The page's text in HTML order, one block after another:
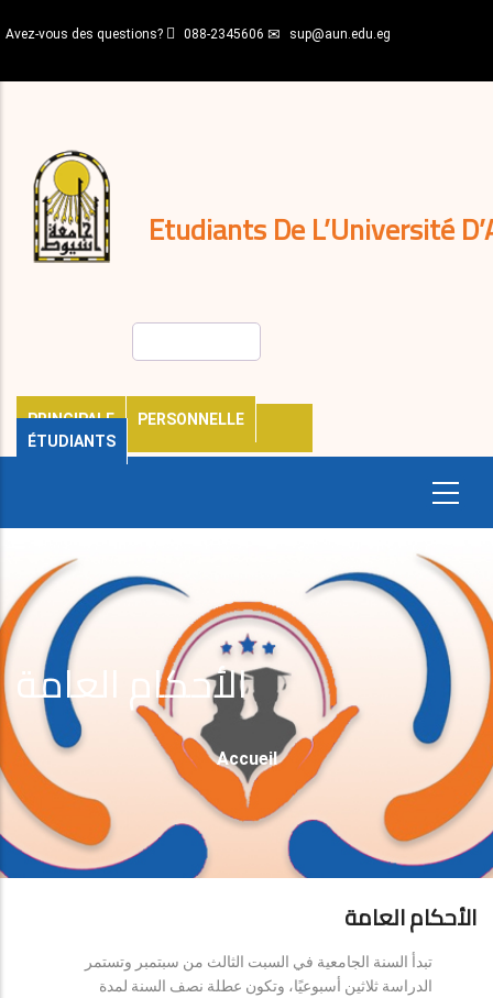
au
principal
Avez-vous des questions? 088-2345606 sup@aun.edu.eg
Etudiants De L’Université
PRINCIPALE
PERSONNELLE
ÉTUDIANTS
décisions
Expatriés
Journal
الأحكام العامة
Fil
D'Ariane
Accueil
الأحكام العامة
تبدأ السنة الجامعية في السبت الثالث من سبتمبر وتستمر
الدراسة ثلاثين أسبوعيًا، وتكون عطلة نصف السنة لمدة